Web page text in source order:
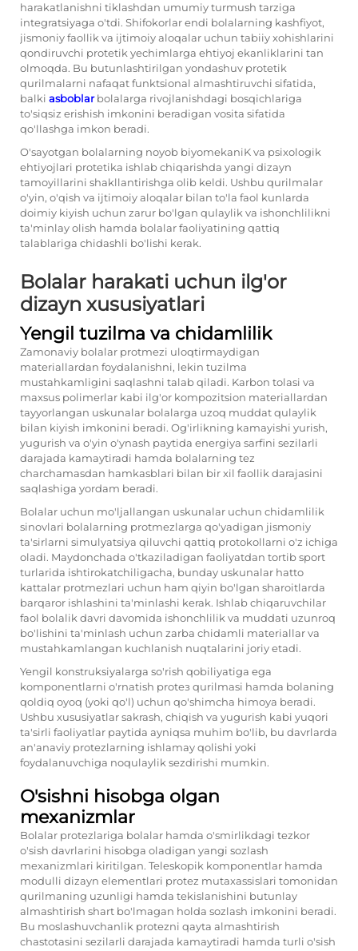
harakatlanishni tiklashdan umumiy turmush tarziga
integratsiyaga o'tdi. Shifokorlar endi bolalarning kashfiyot,
jismoniy faollik va ijtimoiy aloqalar uchun tabiiy xohishlarini
qondiruvchi protetik yechimlarga ehtiyoj ekanliklarini tan
olmoqda. Bu butunlashtirilgan yondashuv protetik
qurilmalarni nafaqat funktsional almashtiruvchi sifatida,
balki asboblarbolalarga rivojlanishdagi bosqichlariga
to'siqsiz erishish imkonini beradigan vosita sifatida
qo'llashga imkon beradi.
O'sayotgan bolalarning noyob biyomekaniK va psixologik
ehtiyojlari protetika ishlab chiqarishda yangi dizayn
tamoyillarini shakllantirishga olib keldi. Ushbu qurilmalar
o'yin, o'qish va ijtimoiy aloqalar bilan to'la faol kunlarda
doimiy kiyish uchun zarur bo'lgan qulaylik va ishonchlilikni
ta'minlay olish hamda bolalar faoliyatining qattiq
talablariga chidashli bo'lishi kerak.
Bolalar harakati uchun ilg'or
dizayn xususiyatlari
Yengil tuzilma va chidamlilik
Zamonaviy bolalar protmezi uloqtirmaydigan
materiallardan foydalanishni, lekin tuzilma
mustahkamligini saqlashni talab qiladi. Karbon tolasi va
maxsus polimerlar kabi ilg'or kompozitsion materiallardan
tayyorlangan uskunalar bolalarga uzoq muddat qulaylik
bilan kiyish imkonini beradi. Og'irlikning kamayishi yurish,
yugurish va o'yin o'ynash paytida energiya sarfini sezilarli
darajada kamaytiradi hamda bolalarning tez
charchamasdan hamkasblari bilan bir xil faollik darajasini
saqlashiga yordam beradi.
Bolalar uchun mo'ljallangan uskunalar uchun chidamlilik
sinovlari bolalarning protmezlarga qo'yadigan jismoniy
ta'sirlarni simulyatsiya qiluvchi qattiq protokollarni o'z ichiga
oladi. Maydonchada o'tkaziladigan faoliyatdan tortib sport
turlarida ishtirokatchiligacha, bunday uskunalar hatto
kattalar protmezlari uchun ham qiyin bo'lgan sharoitlarda
barqaror ishlashini ta'minlashi kerak. Ishlab chiqaruvchilar
faol bolalik davri davomida ishonchlilik va muddati uzunroq
bo'lishini ta'minlash uchun zarba chidamli materiallar va
mustahkamlangan kuchlanish nuqtalarini joriy etadi.
Yengil konstruksiyalarga so'rish qobiliyatiga ega
komponentlarni o'rnatish protез qurilmasi hamda bolaning
qoldiq oyoq (yoki qo'l) uchun qo'shimcha himoya beradi.
Ushbu xususiyatlar sakrash, chiqish va yugurish kabi yuqori
ta'sirli faoliyatlar paytida ayniqsa muhim bo'lib, bu davrlarda
an'anaviy protеzlarning ishlamay qolishi yoki
foydalanuvchiga noqulaylik sezdirishi mumkin.
O'sishni hisobga olgan
mexanizmlar
Bolalar protеzlariga bolalar hamda o'smirlikdagi tezkor
o'sish davrlarini hisobga oladigan yangi sozlash
mexanizmlari kiritilgan. Teleskopik komponentlar hamda
modulli dizayn elementlari protеz mutaxassislari tomonidan
qurilmaning uzunligi hamda tekislanishini butunlay
almashtirish shart bo'lmagan holda sozlash imkonini beradi.
Bu moslashuvchanlik protеzni qayta almashtirish
chastotasini sezilarli darajada kamaytiradi hamda turli o'sish